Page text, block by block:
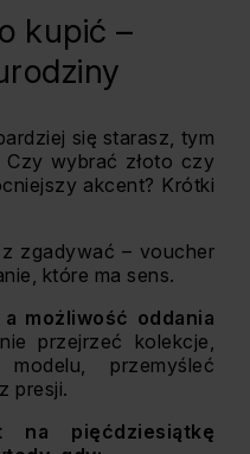
kupić –
się starasz, tym
wybrać złoto czy
akcent? Krótki
zgadywać – voucher
które ma sens.
możliwość oddania
przejrzeć kolekcje,
przemyśleć
presji.
na pięćdziesiątkę